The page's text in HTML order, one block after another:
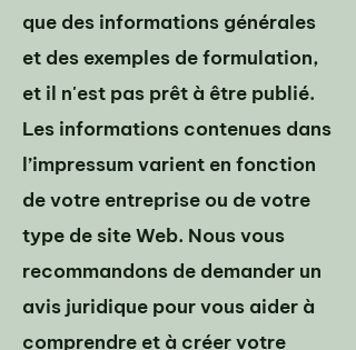
que des informations générales
et des exemples de formulation,
et il n'est pas prêt à être publié.
Les informations contenues dans
l’impressum varient en fonction
de votre entreprise ou de votre
type de site Web. Nous vous
recommandons de demander un
avis juridique pour vous aider à
comprendre et à créer votre